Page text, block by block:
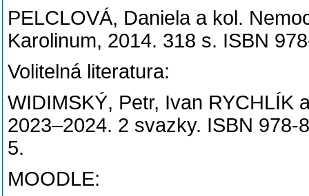
PELCLOVÁ, Daniela a kol.
Karolinum, 2014. 318 s. ISBN
Volitelná literatura:
WIDIMSKÝ, Petr, Ivan RYCHLÍK
2023–2024. 2 svazky. ISBN
5.
MOODLE: